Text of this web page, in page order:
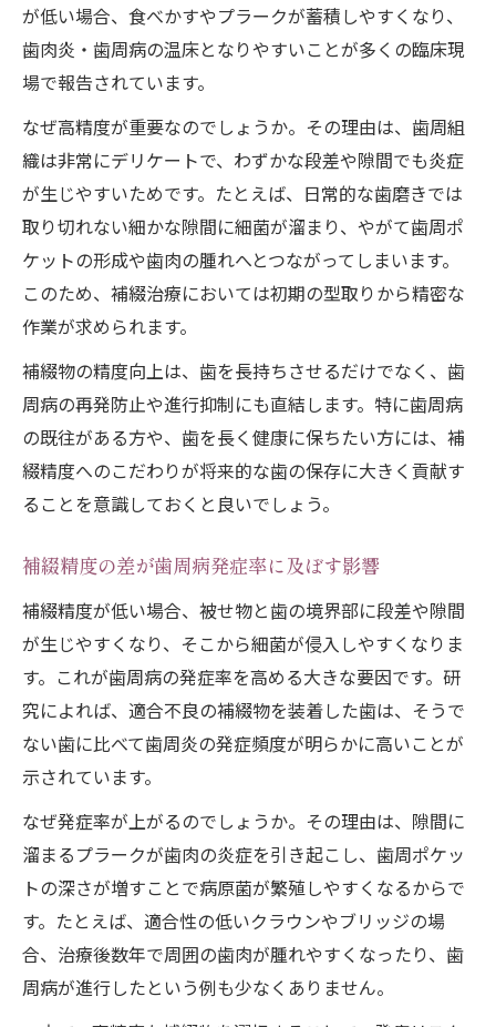
が低い場合、食べかすやプラークが蓄積しやすくなり、
歯肉炎・歯周病の温床となりやすいことが多くの臨床現
場で報告されています。
なぜ高精度が重要なのでしょうか。その理由は、歯周組
織は非常にデリケートで、わずかな段差や隙間でも炎症
が生じやすいためです。たとえば、日常的な歯磨きでは
取り切れない細かな隙間に細菌が溜まり、やがて歯周ポ
ケットの形成や歯肉の腫れへとつながってしまいます。
このため、補綴治療においては初期の型取りから精密な
作業が求められます。
補綴物の精度向上は、歯を長持ちさせるだけでなく、歯
周病の再発防止や進行抑制にも直結します。特に歯周病
の既往がある方や、歯を長く健康に保ちたい方には、補
綴精度へのこだわりが将来的な歯の保存に大きく貢献す
ることを意識しておくと良いでしょう。
補綴精度の差が歯周病発症率に及ぼす影響
補綴精度が低い場合、被せ物と歯の境界部に段差や隙間
が生じやすくなり、そこから細菌が侵入しやすくなりま
す。これが歯周病の発症率を高める大きな要因です。研
究によれば、適合不良の補綴物を装着した歯は、そうで
ない歯に比べて歯周炎の発症頻度が明らかに高いことが
示されています。
なぜ発症率が上がるのでしょうか。その理由は、隙間に
溜まるプラークが歯肉の炎症を引き起こし、歯周ポケッ
トの深さが増すことで病原菌が繁殖しやすくなるからで
す。たとえば、適合性の低いクラウンやブリッジの場
合、治療後数年で周囲の歯肉が腫れやすくなったり、歯
周病が進行したという例も少なくありません。